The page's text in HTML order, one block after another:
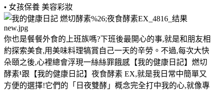
• 女孩保養 美容彩妝
你也是餐餐外食的上班族嗎?下班後最開心的事,就是和朋友相
約探索美食,用美味料理犒賞自己一天的辛勞。不過,每次大快
朵頤之後,心裡總會浮現一絲絲罪餓感【我的健康日記】燃切
酵素¹跟【我的健康日記】夜食酵素 EX,就是我日常中簡單又
方便的選擇!它們的「日夜雙酵」概念完全打中我的心,就像專